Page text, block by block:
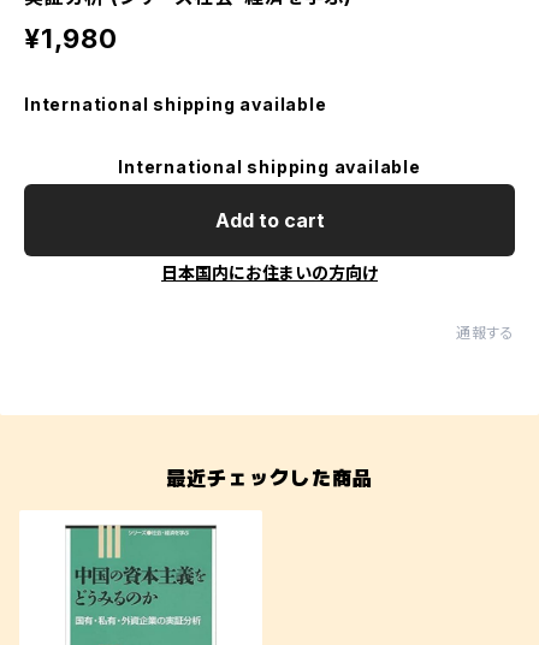
¥1,980
International shipping available
International shipping available
Add to cart
日本国内にお住まいの方向け
通報する
最近チェックした商品